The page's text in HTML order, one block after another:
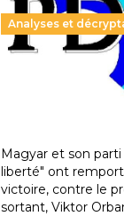
Analyses et
Hongrie : du
les politiques
En Hongrie, le
Magyar et son
liberté" ont
victoire, contre le
sortant, Viktor